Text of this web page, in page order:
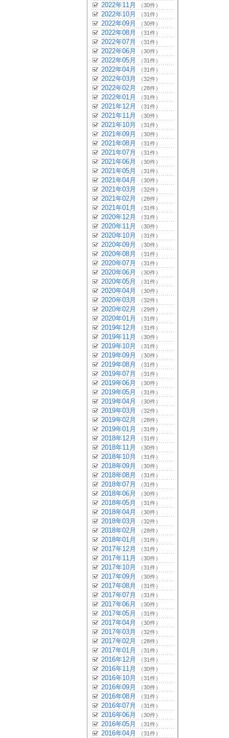
2022年11月 （30件）
2022年10月 （31件）
2022年09月 （30件）
2022年08月 （31件）
2022年07月 （31件）
2022年06月 （30件）
2022年05月 （31件）
2022年04月 （31件）
2022年03月 （32件）
2022年02月 （28件）
2022年01月 （31件）
2021年12月 （31件）
2021年11月 （30件）
2021年10月 （31件）
2021年09月 （30件）
2021年08月 （31件）
2021年07月 （31件）
2021年06月 （30件）
2021年05月 （31件）
2021年04月 （30件）
2021年03月 （32件）
2021年02月 （28件）
2021年01月 （31件）
2020年12月 （31件）
2020年11月 （30件）
2020年10月 （31件）
2020年09月 （30件）
2020年08月 （31件）
2020年07月 （31件）
2020年06月 （30件）
2020年05月 （31件）
2020年04月 （30件）
2020年03月 （32件）
2020年02月 （29件）
2020年01月 （31件）
2019年12月 （31件）
2019年11月 （30件）
2019年10月 （31件）
2019年09月 （30件）
2019年08月 （31件）
2019年07月 （31件）
2019年06月 （30件）
2019年05月 （31件）
2019年04月 （30件）
2019年03月 （32件）
2019年02月 （28件）
2019年01月 （31件）
2018年12月 （31件）
2018年11月 （30件）
2018年10月 （31件）
2018年09月 （30件）
2018年08月 （31件）
2018年07月 （31件）
2018年06月 （30件）
2018年05月 （31件）
2018年04月 （30件）
2018年03月 （32件）
2018年02月 （28件）
2018年01月 （31件）
2017年12月 （31件）
2017年11月 （30件）
2017年10月 （31件）
2017年09月 （30件）
2017年08月 （31件）
2017年07月 （31件）
2017年06月 （30件）
2017年05月 （31件）
2017年04月 （30件）
2017年03月 （32件）
2017年02月 （28件）
2017年01月 （31件）
2016年12月 （31件）
2016年11月 （30件）
2016年10月 （31件）
2016年09月 （30件）
2016年08月 （31件）
2016年07月 （31件）
2016年06月 （30件）
2016年05月 （31件）
2016年04月 （31件）